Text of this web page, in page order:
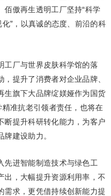
佰傲再生透明工厂坚持“科学
”，以真诚的态度、前沿的科
工厂与世界皮肤科学馆的落
提升了消费者对企业品牌、
生旗下大品牌绽媄娅作为国货
准抗老引领者责任，也将在
断提升科研转化能力，为客户
建设助力。
先进智能制造技术与绿色工
出，大幅提升资源利用率，不
需求，更凭借持续创新能力提